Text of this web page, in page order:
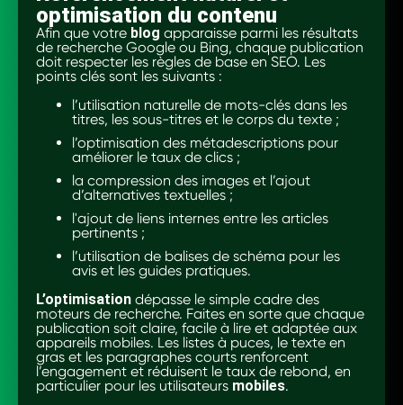
optimisation du contenu
Afin que votre blog apparaisse parmi les résultats
de recherche Google ou Bing, chaque publication
doit respecter les règles de base en SEO. Les
points clés sont les suivants :
l’utilisation naturelle de mots-clés dans les
titres, les sous-titres et le corps du texte ;
l’optimisation des métadescriptions pour
améliorer le taux de clics ;
la compression des images et l’ajout
d’alternatives textuelles ;
l'ajout de liens internes entre les articles
pertinents ;
l’utilisation de balises de schéma pour les
avis et les guides pratiques.
L’optimisation dépasse le simple cadre des
moteurs de recherche. Faites en sorte que chaque
publication soit claire, facile à lire et adaptée aux
appareils mobiles. Les listes à puces, le texte en
gras et les paragraphes courts renforcent
l’engagement et réduisent le taux de rebond, en
particulier pour les utilisateurs mobiles.